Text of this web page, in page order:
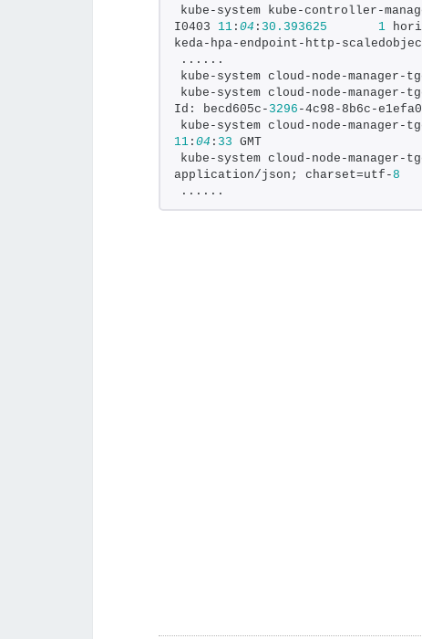
kube-system kube-controller-
I0403 11 : 04 : 30.393625 1
keda-hpa-endpoint-http-
......
kube-system cloud-node-manager-
kube-system cloud-node-manager-
Id: becd605c- 3296 -4c98-8b6c-
kube-system cloud-node-manager-
11 : 04 : 33 GMT
kube-system cloud-node-manager-
application/json; charset=utf-8
......